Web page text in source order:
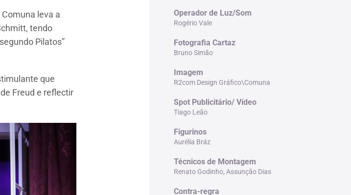
leva a
tendo
Pilatos”
que
Freud e reflectir
Operador de Luz/Som
Rogério Vale
Fotografia Cartaz
Bruno Simão
Imagem
R2com Design Gráfico\Comuna
Spot Publicitário/ Vídeo
Tiago Leão
Figurinos
Aurélia Bráz
Técnicos de Montagem
Renato Godinho, Assunção Dias
Contra-regra